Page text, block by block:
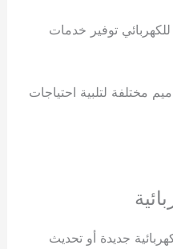
توفير خدمات
مختلفة لتلبية احتياجات
جديدة أو تحديث